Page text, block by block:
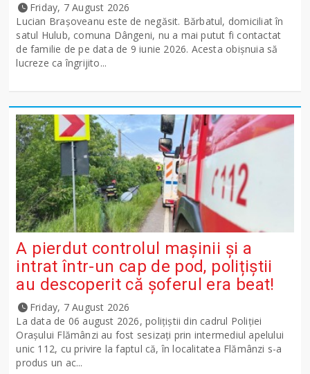
Friday, 7 August 2026
Lucian Brașoveanu este de negăsit. Bărbatul, domiciliat în
satul Hulub, comuna Dângeni, nu a mai putut fi contactat
de familie de pe data de 9 iunie 2026. Acesta obișnuia să
lucreze ca îngrijito...
A pierdut controlul mașinii și a
intrat într-un cap de pod, polițiștii
au descoperit că șoferul era beat!
Friday, 7 August 2026
La data de 06 august 2026, polițiștii din cadrul Poliției
Orașului Flămânzi au fost sesizați prin intermediul apelului
unic 112, cu privire la faptul că, în localitatea Flămânzi s-a
produs un ac...